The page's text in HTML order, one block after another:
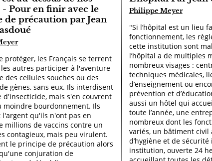
- Pour en finir avec le
de précaution par Jean
protéger, les Français se terrent
autres participer à l'aventure
des cellules souches ou des
gènes, sans eux. Ils interdisent
d'insecticide, mais s'en couvrent
moindre bourdonnement. Ils
l'argent qu'ils n'ont pas en
millions de vaccins contre un
contagieux, mais peu virulent.
le principe de précaution alors
conjuration de
Philippe Meyer
"Si l’hôpital est un lieu
fonctionnement, les
cette institution sont
l’hôpital a de multiples
nombreux visages :
techniques médicales,
d’enseignement ou
prévention et
aussi un hôtel qui
toute l’année, une
nombreux dont les
variés, un bâtiment civil
d’hygiène et de
institution, ouverte 24